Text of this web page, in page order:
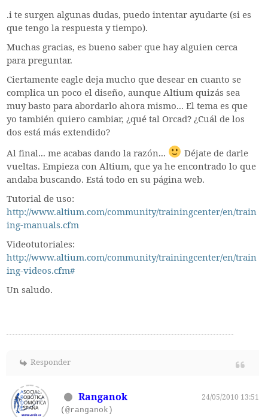
.i te surgen algunas dudas, puedo intentar ayudarte (si es
que tengo la respuesta y tiempo).
Muchas gracias, es bueno saber que hay alguien cerca
para preguntar.
Ciertamente eagle deja mucho que desear en cuanto se
complica un poco el diseño, aunque Altium quizás sea
muy basto para abordarlo ahora mismo... El tema es que
yo también quiero cambiar, ¿qué tal Orcad? ¿Cuál de los
dos está más extendido?
Al final... me acabas dando la razón...
Déjate de darle
vueltas. Empieza con Altium, que ya he encontrado lo que
andaba buscando. Está todo en su página web.
Tutorial de uso:
http://www.altium.com/community/trainingcenter/en/train
ing-manuals.cfm
Videotutoriales:
http://www.altium.com/community/trainingcenter/en/train
ing-videos.cfm#
Un saludo.
Responder
Ranganok
24/05/2010 13:51
(@ranganok)